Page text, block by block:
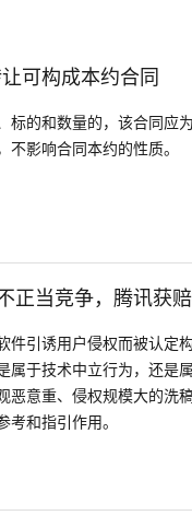
可构成本约合同
标的和数量的，该合同应
影响合同本约的性质。
正当竞争，腾讯获
件引诱用户侵权而被认定
属于技术中立行为，还是
意重、侵权规模大的洗
和指引作用。